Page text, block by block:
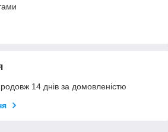
14 днів за домовленістю